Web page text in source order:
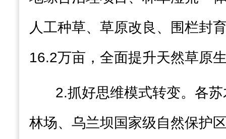
人工种草、草原改良、围栏封
16.2万亩，全面提升天然草原
2.抓好思维模式转变。各
林场、乌兰坝国家级自然保护